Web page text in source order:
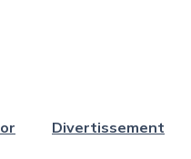
Divertissement